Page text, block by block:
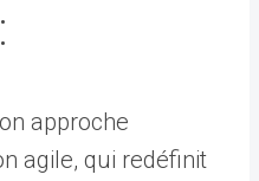
approche
agile, qui redéfinit